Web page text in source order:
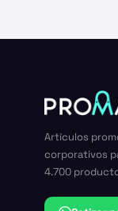
Artículos
corporativos
4.700